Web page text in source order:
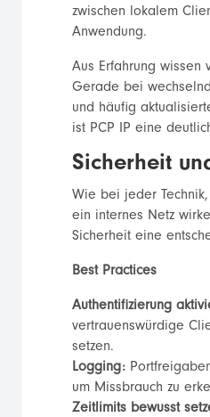
zwischen lokalem
Anwendung.
Aus Erfahrung wissen
Gerade bei
und häufig
ist PCP IP eine
Sicherheit
Wie bei jeder
ein internes Netz
Sicherheit eine
Best Practices
Authentifizierung
vertrauenswürdige
setzen.
Logging:
um Missbrauch zu
Zeitlimits bewusst